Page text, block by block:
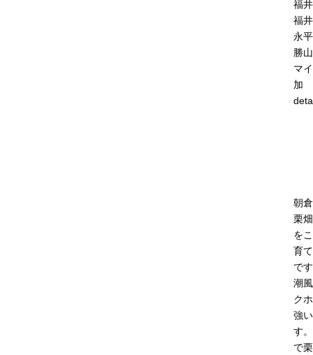
福
福
永
勝
マ
加
朝
栗
を
育
で
潮
ク
強
す
で